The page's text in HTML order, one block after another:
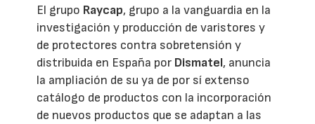
El grupo Raycap, grupo a la vanguardia en la
investigación y producción de varistores y
de protectores contra sobretensión y
distribuida en España por Dismatel, anuncia
la ampliación de su ya de por sí extenso
catálogo de productos con la incorporación
de nuevos productos que se adaptan a las